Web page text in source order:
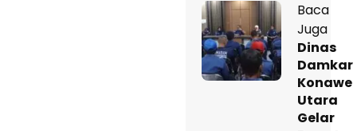
Baca
Juga
Dinas
Damkar
Konawe
Utara
Gelar